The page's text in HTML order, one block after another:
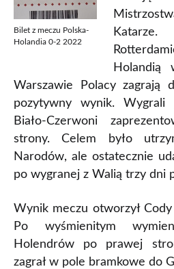
Bilet z meczu Polska-
Holandia 0-2 2022
Holandią
Warszawie Polacy zagrają
pozytywny wynik. Wygrali
Biało-Czerwoni
strony. Celem było
Narodów, ale ostatecznie
po wygranej z Walią trzy dni
Wynik meczu otworzył
Po wyśmienitym
Holendrów po prawej
zagrał w pole bramkowe do